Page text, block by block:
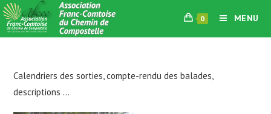
Skip
to
content
0 MENU
Calendriers des sorties, compte-rendu des balades,
descriptions …